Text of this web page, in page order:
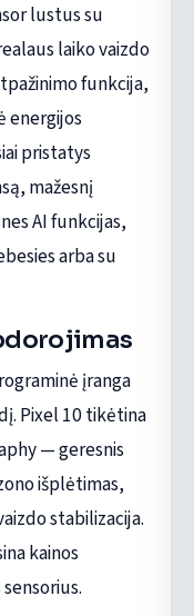
lustus su
laiko vaizdo
funkcija,
energijos
pristatys
mažesnį
AI funkcijas,
arba su
įranga
Pixel 10 tikėtina
— geresnis
išplėtimas,
stabilizacija.
kainos